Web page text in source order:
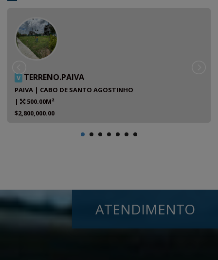
V TERRENO.PAIVA
PAIVA | CABO DE SANTO AGOSTINHO
|
500.00M²
$2,800,000.00
ATENDIMENTO